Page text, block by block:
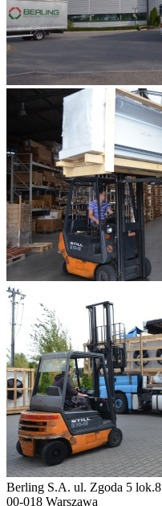
Berling S.A. ul. Zgoda 5 lok.8
00-018 Warszawa